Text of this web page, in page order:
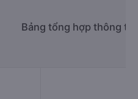
Bảng tổng hợp thông